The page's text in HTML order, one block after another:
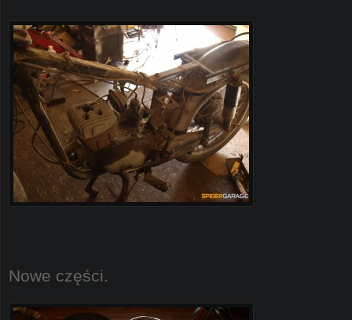
Nowe części.